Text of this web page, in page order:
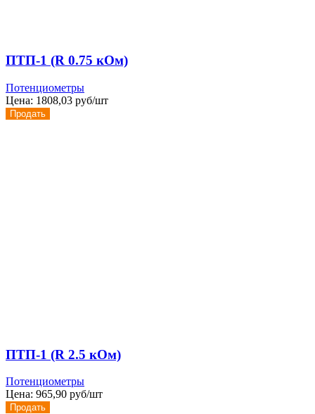
ПТП-1 (R 0.75 кОм)
Потенциометры
Цена: 1808,03 руб/шт
Продать
ПТП-1 (R 2.5 кОм)
Потенциометры
Цена: 965,90 руб/шт
Продать